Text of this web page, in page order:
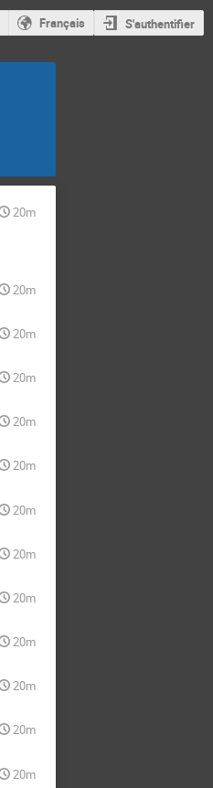
Français S'authentifier
20m
20m
20m
20m
20m
20m
20m
20m
20m
20m
20m
20m
20m